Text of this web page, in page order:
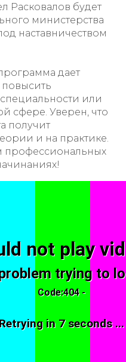
Расковалов будет
министерства
наставничеством
дает
или
сфере. Уверен, что
получит
и на практике.
профессиональных